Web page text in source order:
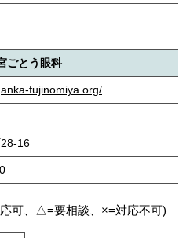
ごとう眼科
fujinomiya.org/
16
可、△=要相談、×=対応不可)